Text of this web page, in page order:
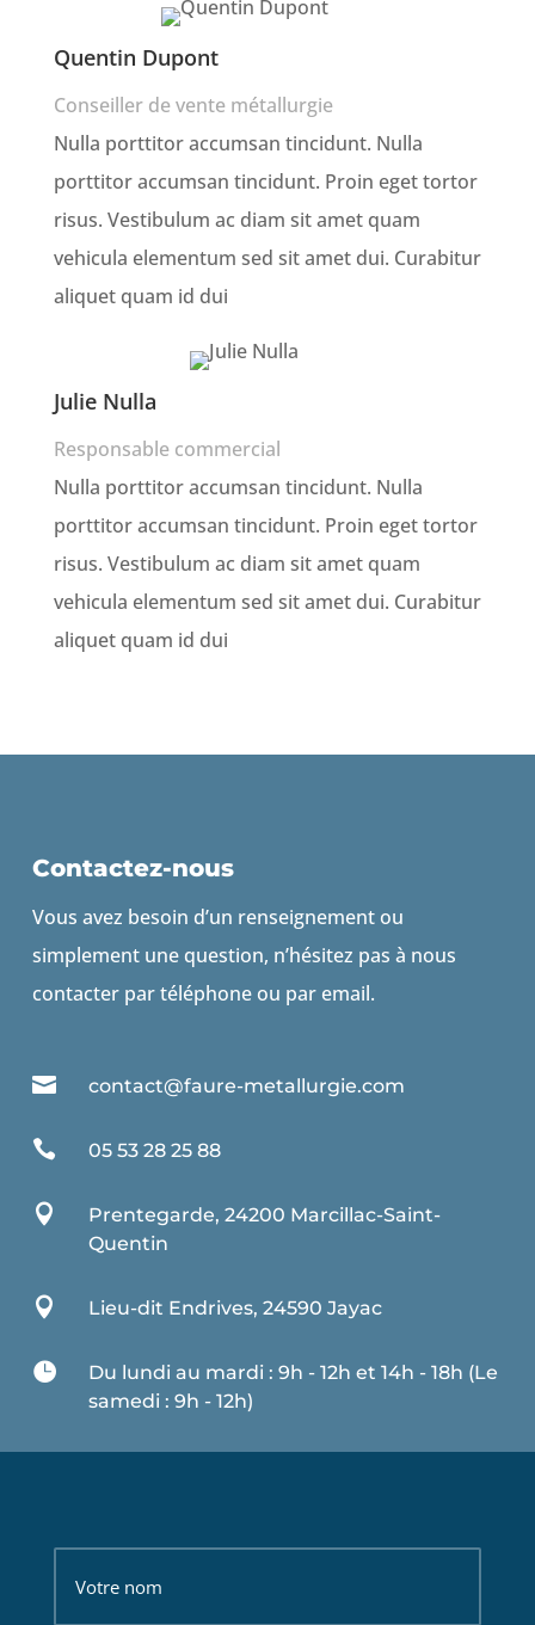
Quentin Dupont
Conseiller de vente métallurgie
Nulla porttitor accumsan tincidunt. Nulla
porttitor accumsan tincidunt. Proin eget tortor
risus. Vestibulum ac diam sit amet quam
vehicula elementum sed sit amet dui. Curabitur
aliquet quam id dui
Julie Nulla
Responsable commercial
Nulla porttitor accumsan tincidunt. Nulla
porttitor accumsan tincidunt. Proin eget tortor
risus. Vestibulum ac diam sit amet quam
vehicula elementum sed sit amet dui. Curabitur
aliquet quam id dui
Contactez-nous
Vous avez besoin d’un renseignement ou
simplement une question, n’hésitez pas à nous
contacter par téléphone ou par email.
 contact@faure-metallurgie.com
 05 53 28 25 88

Prentegarde, 24200 Marcillac-Saint-
Quentin
 Lieu-dit Endrives, 24590 Jayac

Du lundi au mardi : 9h - 12h et 14h - 18h (Le
samedi : 9h - 12h)